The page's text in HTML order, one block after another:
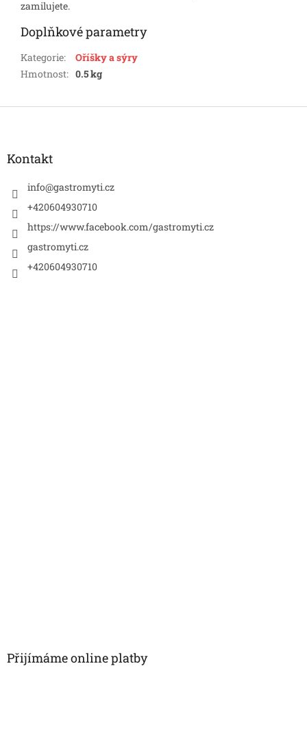
zamilujete.
Doplňkové parametry
Kategorie:
Oříšky a sýry
Hmotnost: 0.5 kg
Z
Kontakt
info@gastromyti.cz
+420604930710
https://www.facebook.com/gastromyti.cz
gastromyti.cz
+420604930710
Přijímáme online platby